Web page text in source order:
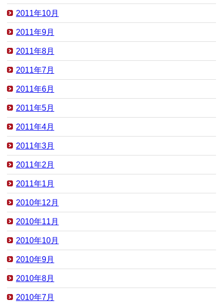
2011年10月
2011年9月
2011年8月
2011年7月
2011年6月
2011年5月
2011年4月
2011年3月
2011年2月
2011年1月
2010年12月
2010年11月
2010年10月
2010年9月
2010年8月
2010年7月